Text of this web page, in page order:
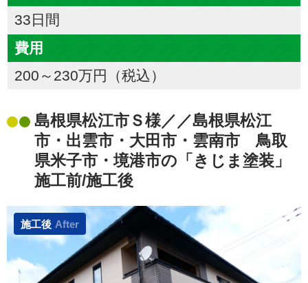
33日間
費用
200～230万円（税込）
島根県松江市Ｓ様／／島根県松江
市・出雲市・大田市・雲南市 鳥取
県米子市・境港市の「きじま塗装」
施工前/施工後
施工後 After